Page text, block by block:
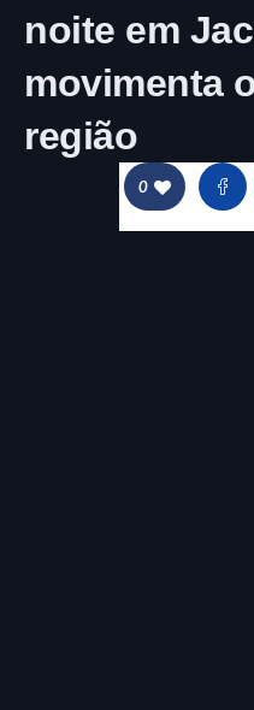
noite em
movimenta
região
0